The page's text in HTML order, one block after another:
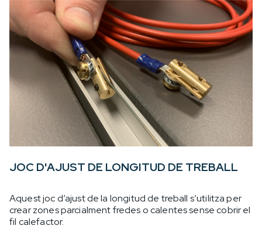
JOC D'AJUST DE LONGITUD DE TREBALL
Aquest joc d’ajust de la longitud de treball s’utilitza per
crear zones parcialment fredes o calentes sense cobrir el
fil calefactor.